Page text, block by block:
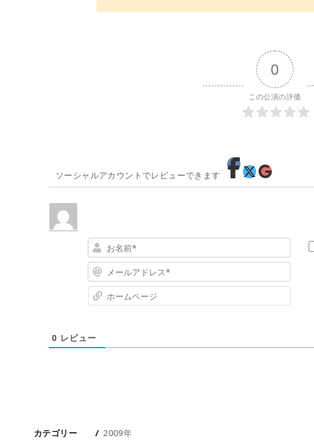
0
この公演の評価
ソーシャルアカウントでレビューできます
名
*ー
ス
ー
ー
0 レビュー
カテゴリー
2009年